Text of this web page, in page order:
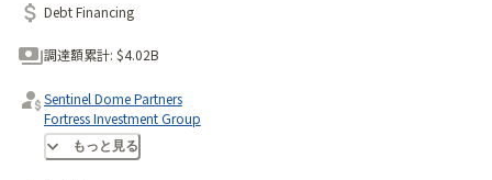
Debt Financing
調達額累計: $4.02B
Sentinel Dome Partners
Fortress Investment Group
Apolloもっと見る